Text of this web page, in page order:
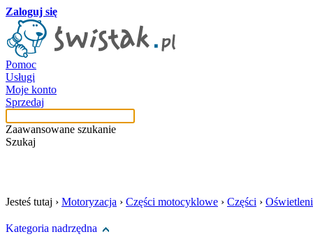
Zaloguj się
Pomoc
Usługi
Moje konto
Sprzedaj
Zaawansowane szukanie
Szukaj
Jesteś tutaj › Motoryzacja › Części motocyklowe › Części ›
Kategoria nadrzędna